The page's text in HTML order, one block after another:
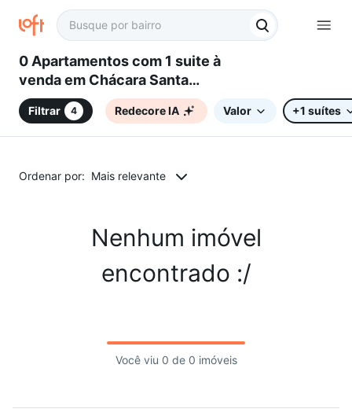
0 Apartamentos com 1 suite à
venda em Chácara Santa
Margarida, Campinas, SP
Filtrar 4 Redecore IA Valor +1 suítes
Ordenar por: Mais relevante
Nenhum imóvel
encontrado :/
Você viu 0 de 0 imóveis